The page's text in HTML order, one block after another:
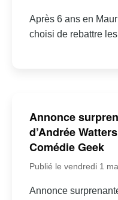
Après 6 ans en
choisi de rebattre
Annonce
d’Andrée
Comédie Geek
Publié le vendredi 1
Annonce